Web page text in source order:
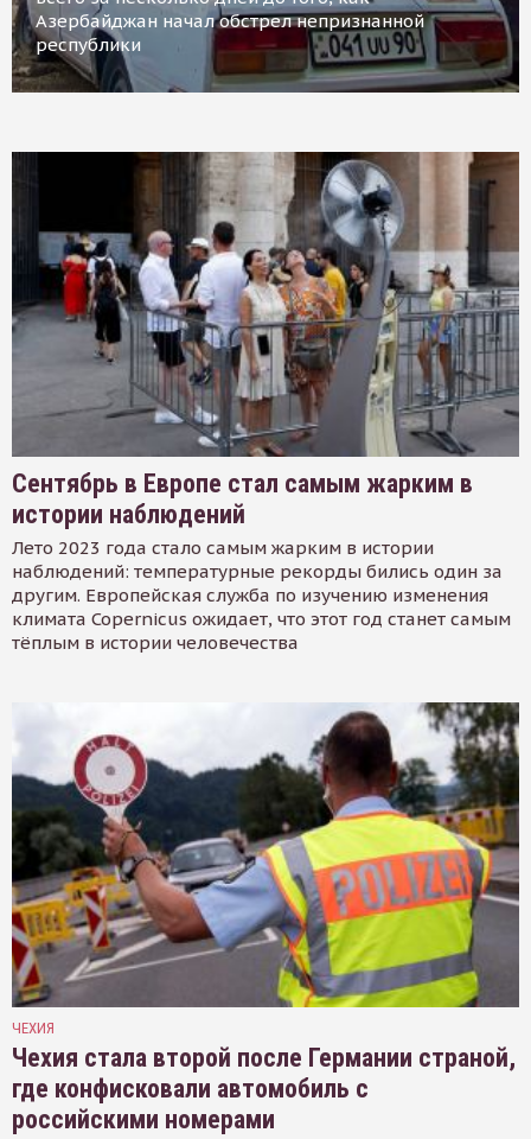
Азербайджан начал обстрел непризнанной
республики
Сентябрь в Европе стал самым жарким в
истории наблюдений
Лето 2023 года стало самым жарким в истории
наблюдений: температурные рекорды бились один за
другим. Европейская служба по изучению изменения
климата Copernicus ожидает, что этот год станет самым
тёплым в истории человечества
ЧЕХИЯ
Чехия стала второй после Германии страной,
где конфисковали автомобиль с
российскими номерами